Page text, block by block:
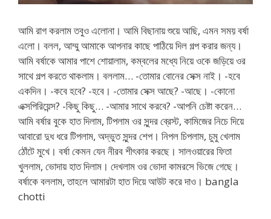
আমি রাগ করলাম তবুও এলোনা। আমি বিছানায় শুয়ে আছি, এমন সময় বর্ষা
এলো। বলল, আম্মু আমাকে আপনার কাছে পাঠিয়ে দিল গল্প করার জন্য।
আমি বর্ষাকে আমার পাশে শোয়ালাম, কম্বলের মধ্যে নিয়ে ওকে জড়িয়ে ওর
সাথে গল্প করতে থাকলাম। বললাম… -তোমার বোনের সেক্স নাই। -হবে
একদিন। -কবে হবে? -হবে। -তোমার সেক্স আছে? -আছে। -কোনো
এক্সপিরিয়েন্স? -কিছু কিছু… -আমার সাথে করবে? -আপনি চেষ্টা করেন…
আমি বর্ষার বুকে হাত দিলাম, টিপলাম ওর সুন্দর ব্রেস্ট, কামিজের নিচে দিয়ে
আবারো দুধ ধরে টিপলাম, অদ্ভুত সুন্দর শেপ। নিপল চিপলাম, চুমু খেলাম
ঠোঁটে মুখে। বর্ষা কেমন যেন নীরব শীৎকার করছে। সালওয়ারের ফিতা
খুললাম, ভোদায় হাত দিলাম। দেখলাম ওর ভোদা কামরসে ভিজে গেছে।
বর্ষাকে বললাম, তাহলে আমারটা হাত দিয়ে আউট করে দাও। bangla
chotti